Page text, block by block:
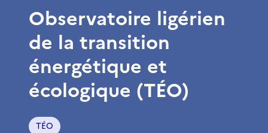
Observatoire ligérien
de la transition
énergétique et
écologique (TÉO)
TÉO